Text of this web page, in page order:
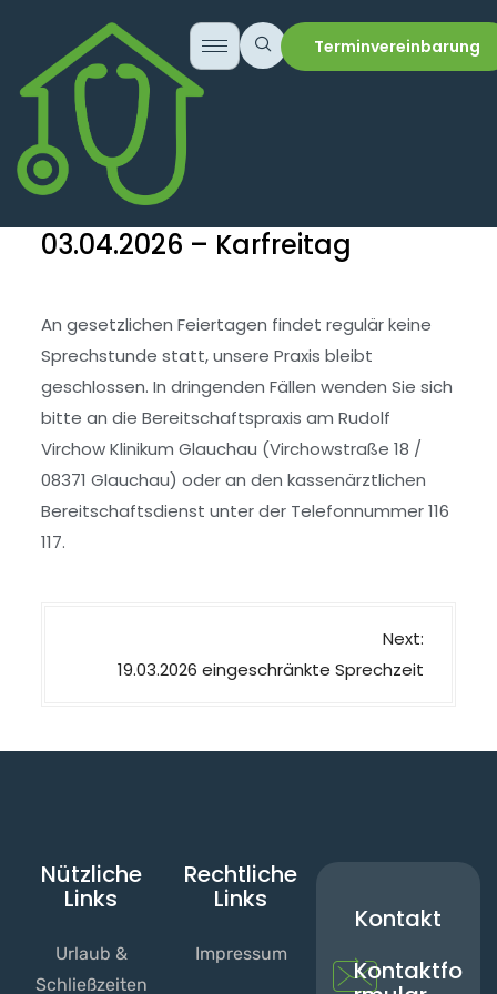
Terminvereinbarung
03.04.2026 – Karfreitag
An gesetzlichen Feiertagen findet regulär keine
Sprechstunde statt, unsere Praxis bleibt
geschlossen. In dringenden Fällen wenden Sie sich
bitte an die Bereitschaftspraxis am Rudolf
Virchow Klinikum Glauchau (Virchowstraße 18 /
08371 Glauchau) oder an den kassenärztlichen
Bereitschaftsdienst unter der Telefonnummer 116
117.
Next:
19.03.2026 eingeschränkte Sprechzeit
Nützliche
Links
Urlaub &
Schließzeiten
Rechtliche
Links
Impressum
Kontakt
Kontaktfo